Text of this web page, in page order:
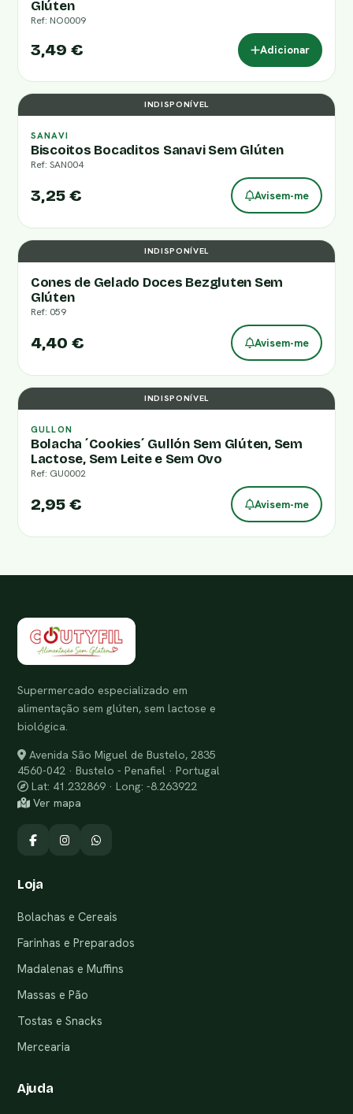
Glúten
Ref: NO0009
3,49 € Adicionar
INDISPONÍVEL
SANAVI
Biscoitos Bocaditos Sanavi Sem Glúten
Ref: SAN004
3,25 € Avisem-me
INDISPONÍVEL
Cones de Gelado Doces Bezgluten Sem
Glúten
Ref: 059
4,40 € Avisem-me
INDISPONÍVEL
GULLON
Bolacha ´Cookies´ Gullón Sem Glúten, Sem
Lactose, Sem Leite e Sem Ovo
Ref: GU0002
2,95 € Avisem-me
Supermercado especializado em
alimentação sem glúten, sem lactose e
biológica.
Avenida São Miguel de Bustelo, 2835
4560-042 · Bustelo - Penafiel · Portugal
Lat: 41.232869 · Long: -8.263922
Ver mapa
Loja
Bolachas e Cereais
Farinhas e Preparados
Madalenas e Muffins
Massas e Pão
Tostas e Snacks
Mercearia
Ajuda